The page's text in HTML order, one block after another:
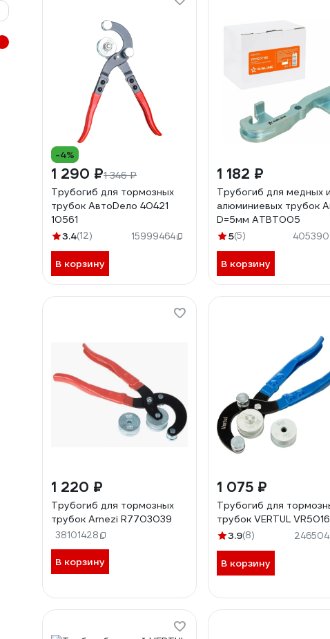
-4%
1 290 ₽1 346 ₽
Трубогиб для тормозных
трубок АвтоDело 40421
10561
3.4(12) 15999464
В корзину
1 182 ₽
Трубогиб для медных и
алюминиевых трубок
D=5мм ATBT005
5(5)
В корзину
1 220 ₽
Трубогиб для тормозных
трубок Arnezi R7703039
38101428
В корзину
1 075 ₽
Трубогиб для
трубок VERTUL
3.9(8)
В корзину